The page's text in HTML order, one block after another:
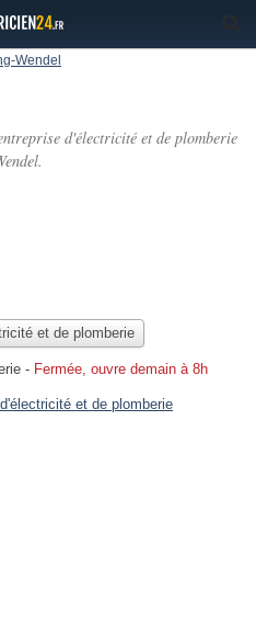
Wendel
d'électricité et de plomberie
et de plomberie
- Fermée, ouvre demain à 8h
et de plomberie